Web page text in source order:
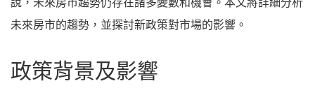
說，未來房市趨勢仍存在諸多變數和機會。本文將詳細分析
未來房市的趨勢，並探討新政策對市場的影響。
政策背景及影響